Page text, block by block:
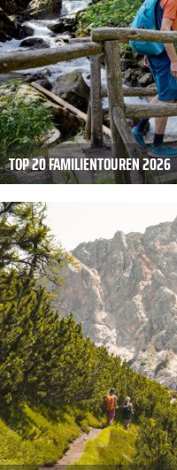
TOP 20 FAMILIENTOUREN 2026